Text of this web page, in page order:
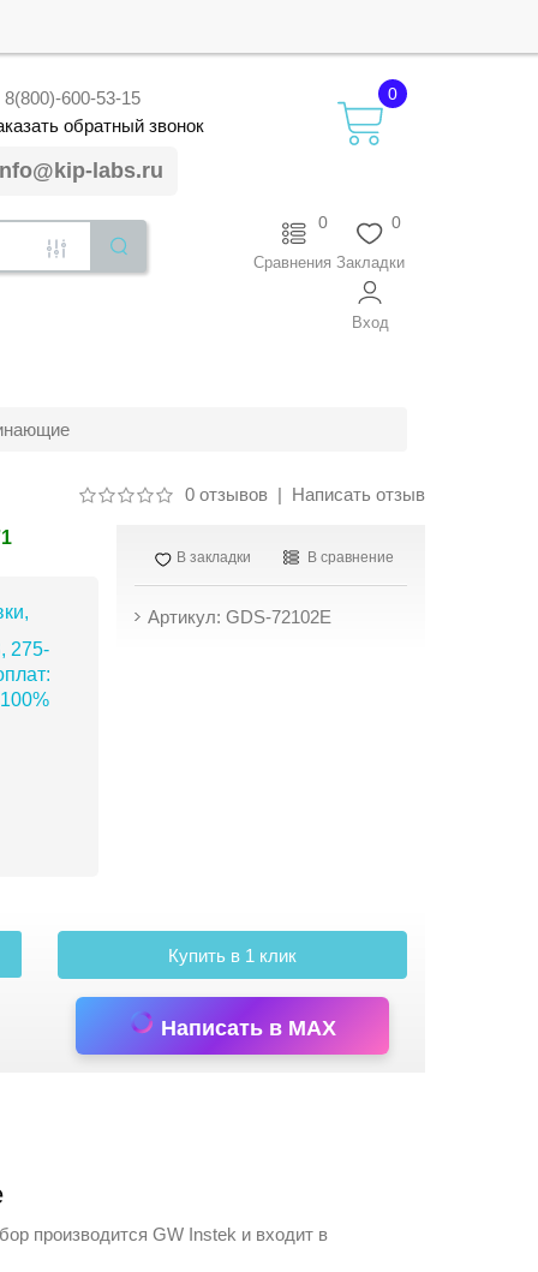
8(800)-600-53-15
обратныйзвонок
labs.ru
0
0
Закладки
0
Сравнения
Вход
0 отзывов| Написать отзыв
275-
В закладки В сравнение
Артикул: GDS-72102E
Купить в 1 клик
Написать в MAX
производитсяGW Instek и входит в